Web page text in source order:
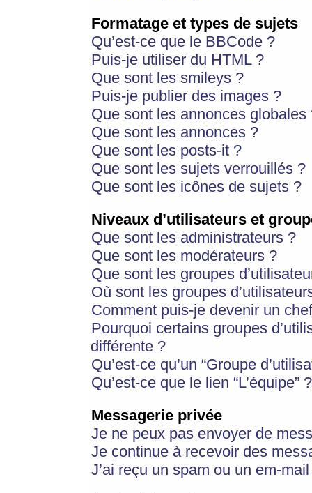
Formatage et types de sujets
Qu’est-ce que le BBCode ?
Puis-je utiliser du HTML ?
Que sont les smileys ?
Puis-je publier des images ?
Que sont les annonces globales
Que sont les annonces ?
Que sont les posts-it ?
Que sont les sujets verrouillés ?
Que sont les icônes de sujets ?
Niveaux d’utilisateurs et
Que sont les administrateurs ?
Que sont les modérateurs ?
Que sont les groupes
Où sont les groupes
Comment puis-je devenir un
Pourquoi certains groupes
différente ?
Qu’est-ce qu’un “Groupe
Qu’est-ce que le lien “L’équipe” ?
Messagerie privée
Je ne peux pas envoyer de
Je continue à recevoir des
J’ai reçu un spam ou un em-